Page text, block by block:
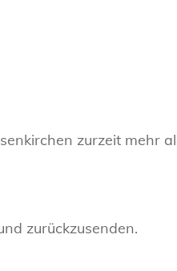
zurzeit mehr
zurückzusenden.